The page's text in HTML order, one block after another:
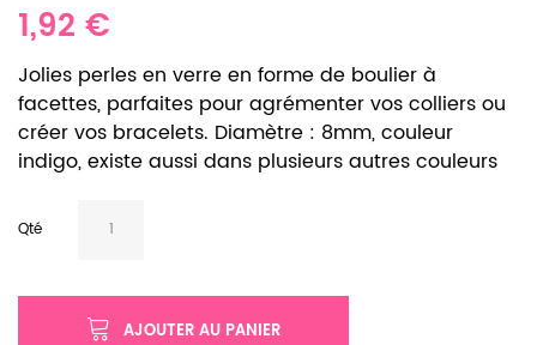
1,92 €
Jolies perles en verre en forme de boulier à
facettes, parfaites pour agrémenter vos colliers ou
créer vos bracelets. Diamètre : 8mm, couleur
indigo, existe aussi dans plusieurs autres couleurs
Qté
AJOUTER AU PANIER